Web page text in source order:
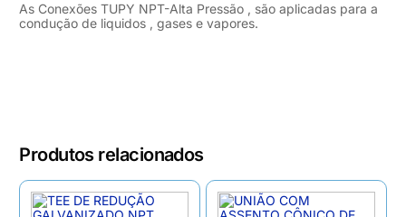
As Conexões TUPY NPT-Alta Pressão , são aplicadas para a
condução de liquidos , gases e vapores.
Produtos relacionados